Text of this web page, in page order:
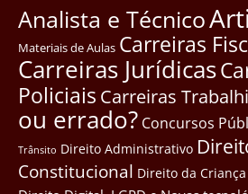
Analista e Técnico
Materiais de Aulas Carreiras
Carreiras Jurídicas
Policiais Carreiras
ou errado? Concursos
Trânsito Direito Administrativo
Constitucional Direito da